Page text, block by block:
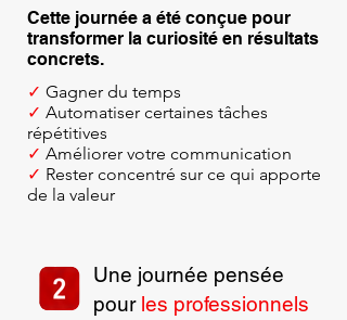
Cette journée a été conçue pour
transformer la curiosité en résultats
concrets.
✓ Gagner du temps
✓ Automatiser certaines tâches
répétitives
✓ Améliorer votre communication
✓ Rester concentré sur ce qui apporte
de la valeur
Une journée pensée
pour les professionnels